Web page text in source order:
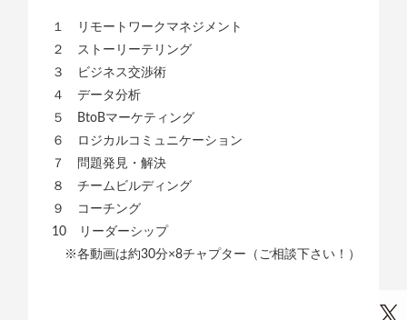
１ リモートワークマネジメント
２ ストーリーテリング
３ ビジネス交渉術
４ データ分析
５ BtoBマーケティング
６ ロジカルコミュニケーション
７ 問題発見・解決
８ チームビルディング
９ コーチング
10 リーダーシップ
※各動画は約30分×8チャプター（ご相談下さい！）